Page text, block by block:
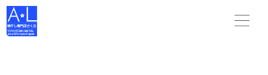
物干し竿 物干し台 布団干し がすべて揃う 物干し専門店さくら
。スタンダードな物干し・布団干しからデザインされた物干
し-- 創業45年の老舗物干しメーカーです。